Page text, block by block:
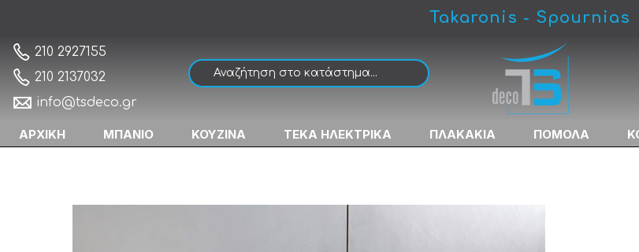
Takaronis - Spournias
210 2927155
210 2137032
info@tsdeco.gr
ΑΡΧΙΚΗ ΜΠΑΝΙΟ ΚΟΥΖΙΝΑ ΤΕΚΑ ΗΛΕΚΤΡΙΚΑ ΠΛΑΚΑΚΙΑ ΠΟΜΟΛΑ
Blanco Linus-S Chrome 512402 Μπαταρία Κουζίνας Αποσπώμενη